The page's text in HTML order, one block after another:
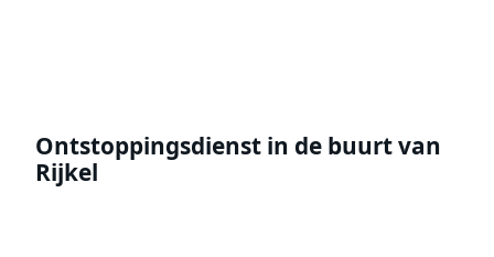
Ontstoppingsdienst in de buurt van
Rijkel